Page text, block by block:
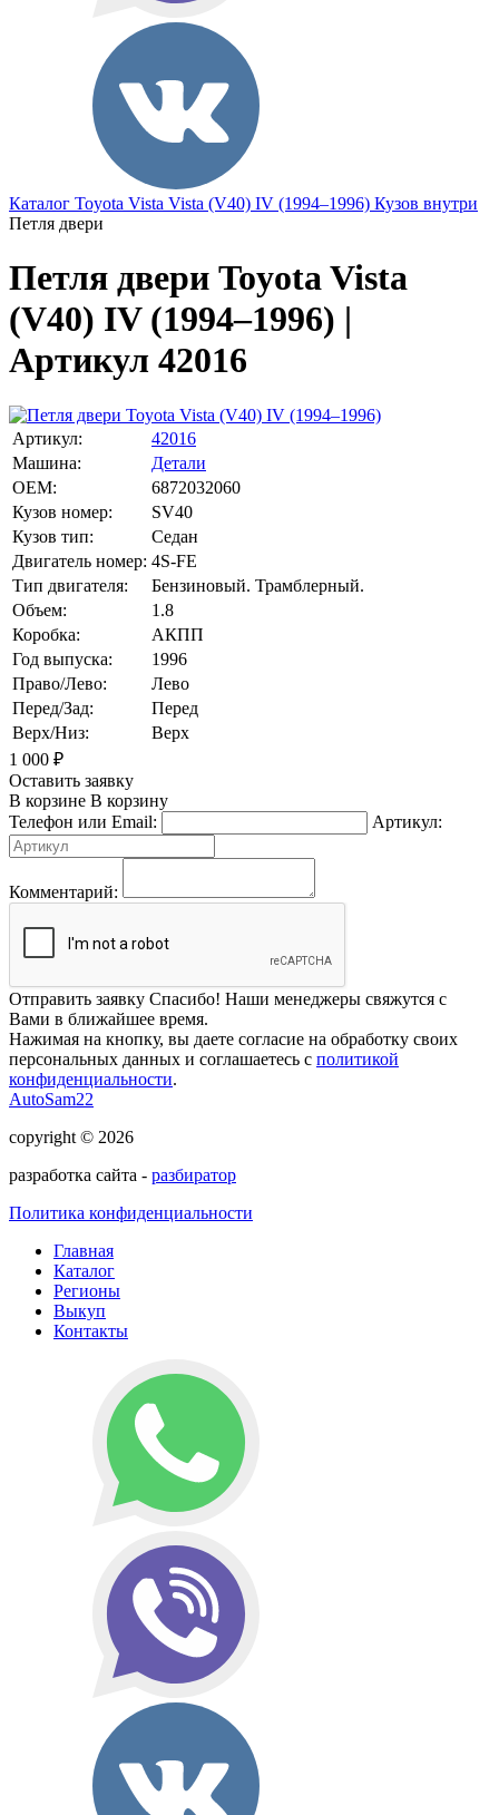
Каталог Toyota Vista Vista (V40) IV (1994–1996) Кузов внутри
Петля двери
Петля двери Toyota Vista
(V40) IV (1994–1996) |
Артикул 42016
Артикул:
42016
Машина:
Детали
OEM:
6872032060
Кузов номер:
SV40
Кузов тип:
Седан
Двигатель номер: 4S-FE
Тип двигателя:
Бензиновый. Трамблерный.
Объем:
1.8
Коробка:
АКПП
Год выпуска:
1996
Право/Лево:
Лево
Перед/Зад:
Перед
Верх/Низ:
Верх
1 000 ₽
Оставить заявку
В корзине В корзину
Телефон или Email:
Артикул:
Комментарий:
Отправить заявку Спасибо! Наши менеджеры свяжутся с
Вами в ближайшее время.
Нажимая на кнопку, вы даете согласие на обработку своих
персональных данных и соглашаетесь с политикой
конфиденциальности.
AutoSam22
copyright © 2026
разработка сайта - разбиратор
Политика конфиденциальности
Главная
Каталог
Регионы
Выкуп
Контакты